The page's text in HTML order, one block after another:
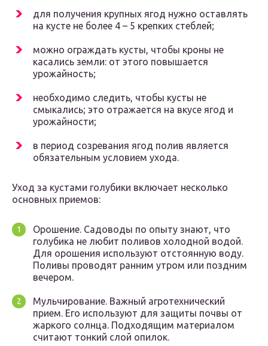
для получения крупных ягод нужно оставлять
на кусте не более 4 – 5 крепких стеблей;
можно ограждать кусты, чтобы кроны не
касались земли: от этого повышается
урожайность;
необходимо следить, чтобы кусты не
смыкались; это отражается на вкусе ягод и
урожайности;
в период созревания ягод полив является
обязательным условием ухода.
Уход за кустами голубики включает несколько
основных приемов:
Орошение. Садоводы по опыту знают, что
голубика не любит поливов холодной водой.
Для орошения используют отстоянную воду.
Поливы проводят ранним утром или поздним
вечером.
Мульчирование. Важный агротехнический
прием. Его используют для защиты почвы от
жаркого солнца. Подходящим материалом
считают тонкий слой опилок.